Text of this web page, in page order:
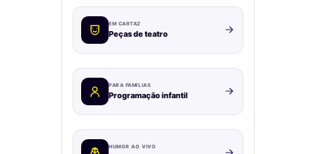
EM CARTAZ
Peças de teatro
PARA FAMÍLIAS
Programação infantil
HUMOR AO VIVO